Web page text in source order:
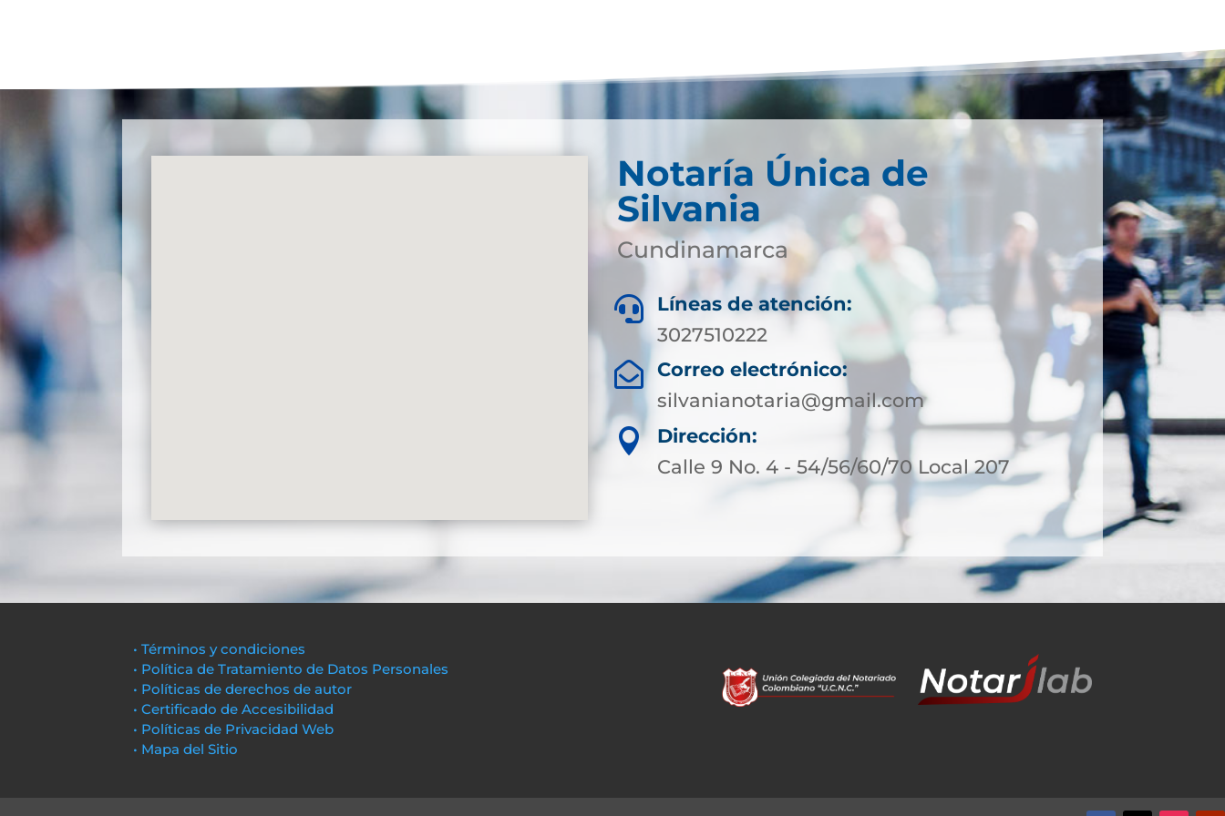
Notaría Única de
Silvania
Cundinamarca

Líneas de atención:
3027510222

Correo electrónico:
silvanianotaria@gmail.com

Dirección:
Calle 9 No. 4 - 54/56/60/70 Local 207
• Términos y condiciones
• Política de Tratamiento de Datos Personales
• Políticas de derechos de autor
• Certificado de Accesibilidad
• Políticas de Privacidad Web
• Mapa del Sitio